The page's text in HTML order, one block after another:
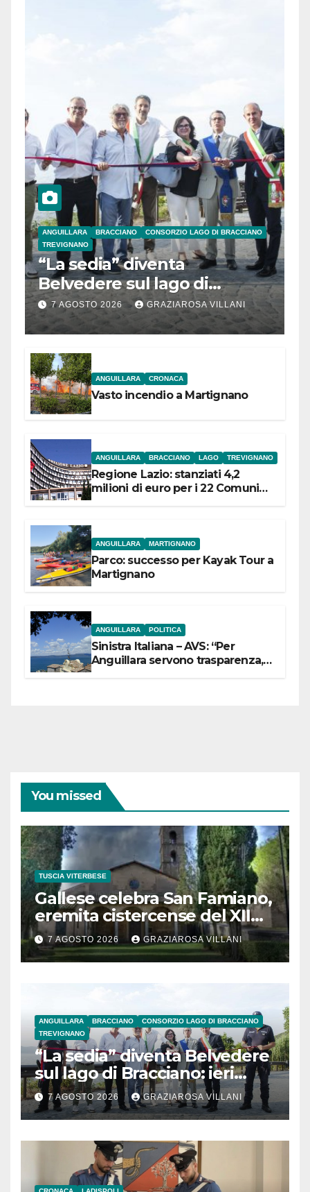
ANGUILLARA BRACCIANO
CONSORZIO LAGO DI BRACCIANO
TREVIGNANO
“La sedia” diventa
Belvedere sul lago di
Bracciano: ieri
l’inaugurazione
7 AGOSTO 2026 GRAZIAROSA VILLANI
ANGUILLARA CRONACA
Vasto incendio a Martignano
ANGUILLARA BRACCIANO LAGO TREVIGNANO
Regione Lazio: stanziati 4,2
milioni di euro per i 22 Comuni
ANGUILLARA MARTIGNANO
Parco: successo per Kayak Tour a
Martignano
ANGUILLARA POLITICA
Sinistra Italiana – AVS: “Per
Anguillara servono trasparenza,
You missed
TUSCIA VITERBESE
Gallese celebra San Famiano,
eremita cistercense del XII
secolo
7 AGOSTO 2026 GRAZIAROSA VILLANI
ANGUILLARA BRACCIANO
CONSORZIO LAGO DI BRACCIANO
TREVIGNANO
“La sedia” diventa Belvedere
sul lago di Bracciano: ieri
l’inaugurazione
7 AGOSTO 2026 GRAZIAROSA VILLANI